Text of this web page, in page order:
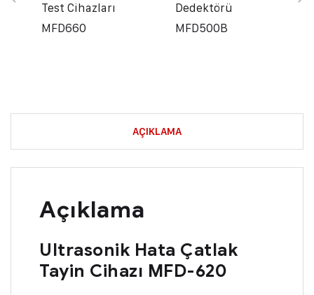
Test Cihazları
MFD660
Dedektörü
MFD500B
AÇIKLAMA
Açıklama
Ultrasonik Hata Çatlak
Tayin Cihazı MFD-620